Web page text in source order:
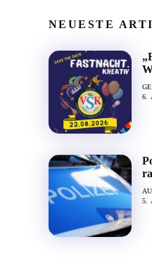
NEUESTE
6.
5.